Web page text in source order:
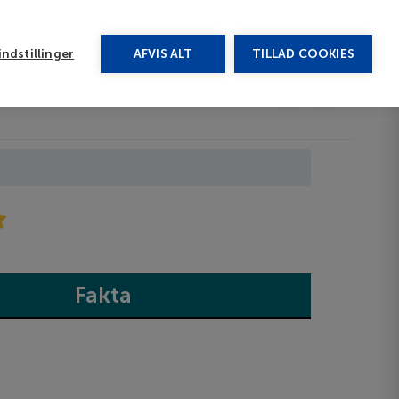
AFVIS ALT TILLAD COOKIES
Fakta